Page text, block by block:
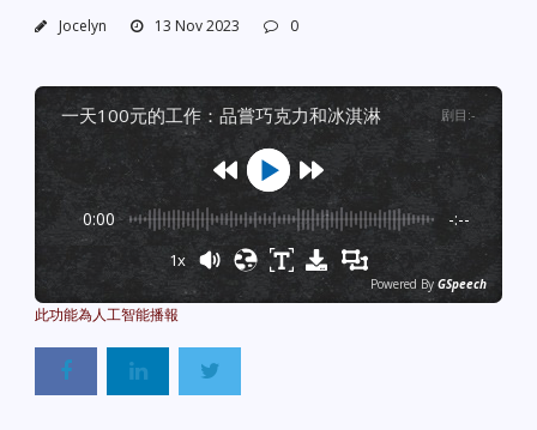
Jocelyn 13 Nov 2023 0
一天100元的工作：品嘗巧克力和冰淇淋 剧目 :-
0:00 -:--
1x
Powered By GSpeech